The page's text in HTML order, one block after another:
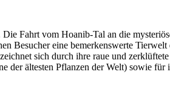
Fahrt vom Hoanib-Tal an die
Besucher eine bemerkenswerte
sich durch ihre raue und
ältesten Pflanzen der Welt) sowie